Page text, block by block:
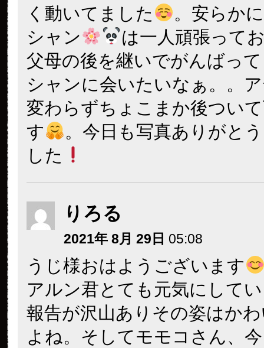
く動いてました
。安らか
シャン
は一人頑張って
父母の後を継いでがんばっ
シャンに会いたいなぁ。。
変わらずちょこまか後つい
す
。今日も写真ありがと
した
りろる
2021年 8月 29日 05:08
うじ様おはようございます
アルン君とても元気にして
報告が沢山ありその姿はか
よね。そしてモモコさん、